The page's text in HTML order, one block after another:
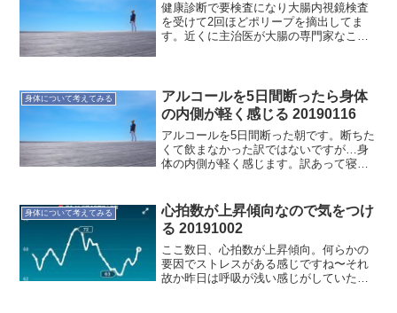
健康診断で要検査になり大腸内視鏡検査
を受けて2回ほどポリープを摘出してま
す。近くに主治医が大腸の専門家なこと
査より食事制限の方が...
身体について考えてみる
アルコールを5日間断ったら身体
の内側が軽く感じる 20190116
アルコールを5日間断った朝です。断ちた
くて飲まなかった訳ではないですが…身
体の内側が軽く感じます。訳あって寝不
のの5〜7日間くらいは掛かるのではない
でしょうか。食事も影...
身体について考えてみる
心拍数が上昇傾向なので気をつけ
る 20191002
ここ数日、心拍数が上昇傾向。何らかの
要因でストレスがある感じですね〜それ
故か昨日は呼吸が浅い感じがしていたの